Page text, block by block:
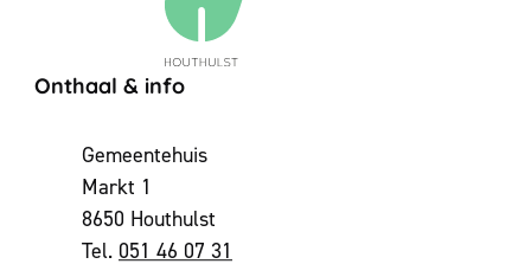
Contact & openingsuren
Onthaal & info
AdresGemeentehuis
Markt 1
,8650 Houthulst
051 46 07 31